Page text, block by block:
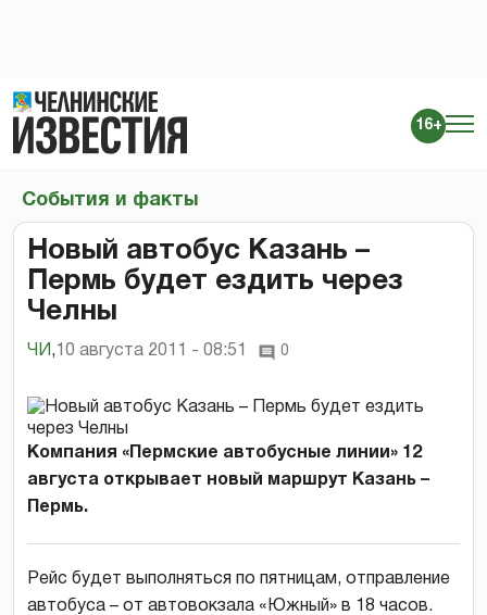
16+
События и факты
Новый автобус Казань –
Пермь будет ездить через
Челны
ЧИ , 10 августа 2011 - 08:51 0
Компания «Пермские автобусные линии» 12
августа открывает новый маршрут Казань –
Пермь.
Рейс будет выполняться по пятницам, отправление
автобуса – от автовокзала «Южный» в 18 часов.